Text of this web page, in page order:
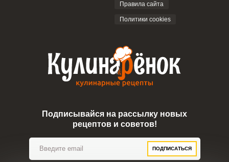
Правила сайта
Политики cookies
Подписывайся на рассылку новых
рецептов и советов!
ПОДПИСАТЬСЯ